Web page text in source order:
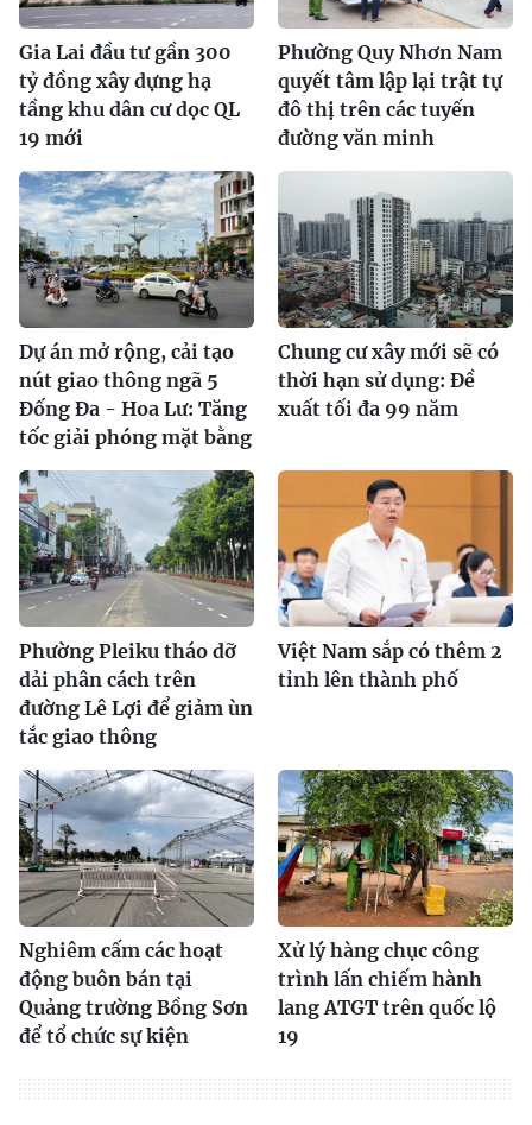
Gia Lai đầu tư gần 300
tỷ đồng xây dựng hạ
tầng khu dân cư dọc QL
19 mới
Phường Quy Nhơn Nam
quyết tâm lập lại trật tự
đô thị trên các tuyến
đường văn minh
Dự án mở rộng, cải tạo
nút giao thông ngã 5
Đống Đa - Hoa Lư: Tăng
tốc giải phóng mặt bằng
Chung cư xây mới sẽ có
thời hạn sử dụng: Đề
xuất tối đa 99 năm
Phường Pleiku tháo dỡ
dải phân cách trên
đường Lê Lợi để giảm ùn
tắc giao thông
Việt Nam sắp có thêm 2
tỉnh lên thành phố
Nghiêm cấm các hoạt
động buôn bán tại
Quảng trường Bồng Sơn
để tổ chức sự kiện
Xử lý hàng chục công
trình lấn chiếm hành
lang ATGT trên quốc lộ
19